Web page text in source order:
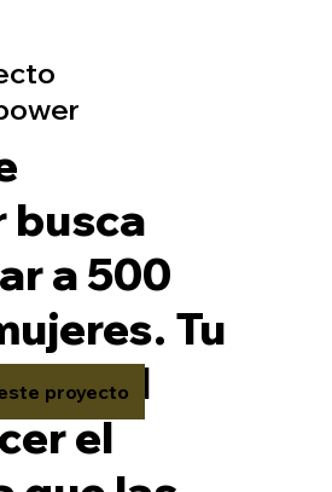
busca
a 500
Tu
el
proyecto